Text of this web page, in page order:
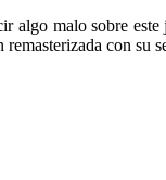
algo malo sobre
con su